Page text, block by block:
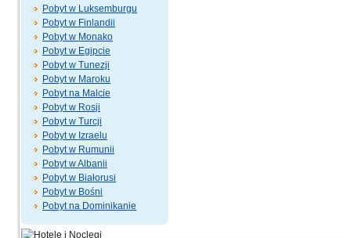
Pobyt w Luksemburgu
Pobyt w Finlandii
Pobyt w Monako
Pobyt w Egipcie
Pobyt w Tunezji
Pobyt w Maroku
Pobyt na Malcie
Pobyt w Rosji
Pobyt w Turcji
Pobyt w Izraelu
Pobyt w Rumunii
Pobyt w Albanii
Pobyt w Białorusi
Pobyt w Bośni
Pobyt na Dominikanie